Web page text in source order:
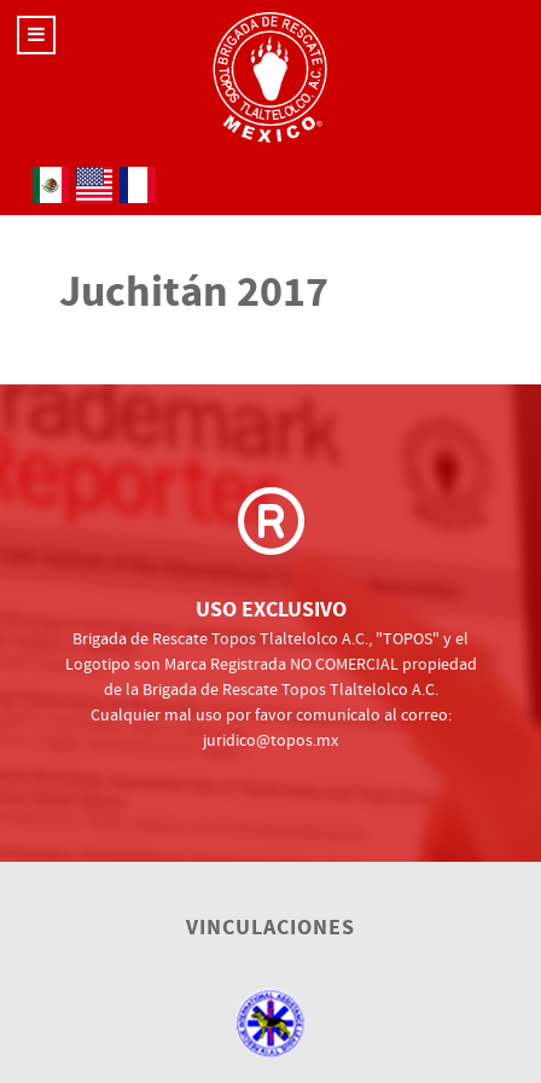
Seleccione su idioma
Juchitán 2017
USO EXCLUSIVO
Brigada de Rescate Topos Tlaltelolco A.C., "TOPOS" y el
Logotipo son Marca Registrada NO COMERCIAL propiedad
de la Brigada de Rescate Topos Tlaltelolco A.C.
Cualquier mal uso por favor comunícalo al correo:
juridico@topos.mx
VINCULACIONES